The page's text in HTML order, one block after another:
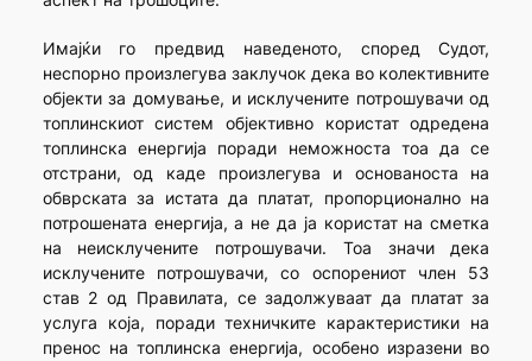
Имајќи го предвид наведеното, според Судот,
неспорно произлегува заклучок дека во колективните
објекти за домување, и исклучените потрошувачи од
топлинскиот систем објективно користат одредена
топлинска енергија поради неможноста тоа да се
отстрани, од каде произлегува и основаноста на
обврската за истата да платат, пропорционално на
потрошената енергија, а не да ја користат на сметка
на неисклучените потрошувачи. Тоа значи дека
исклучените потрошувачи, со оспорениот член 53
став 2 од Правилата, се задолжуваат да платат за
услуга која, поради техничките карактеристики на
пренос на топлинска енергија, особено изразени во